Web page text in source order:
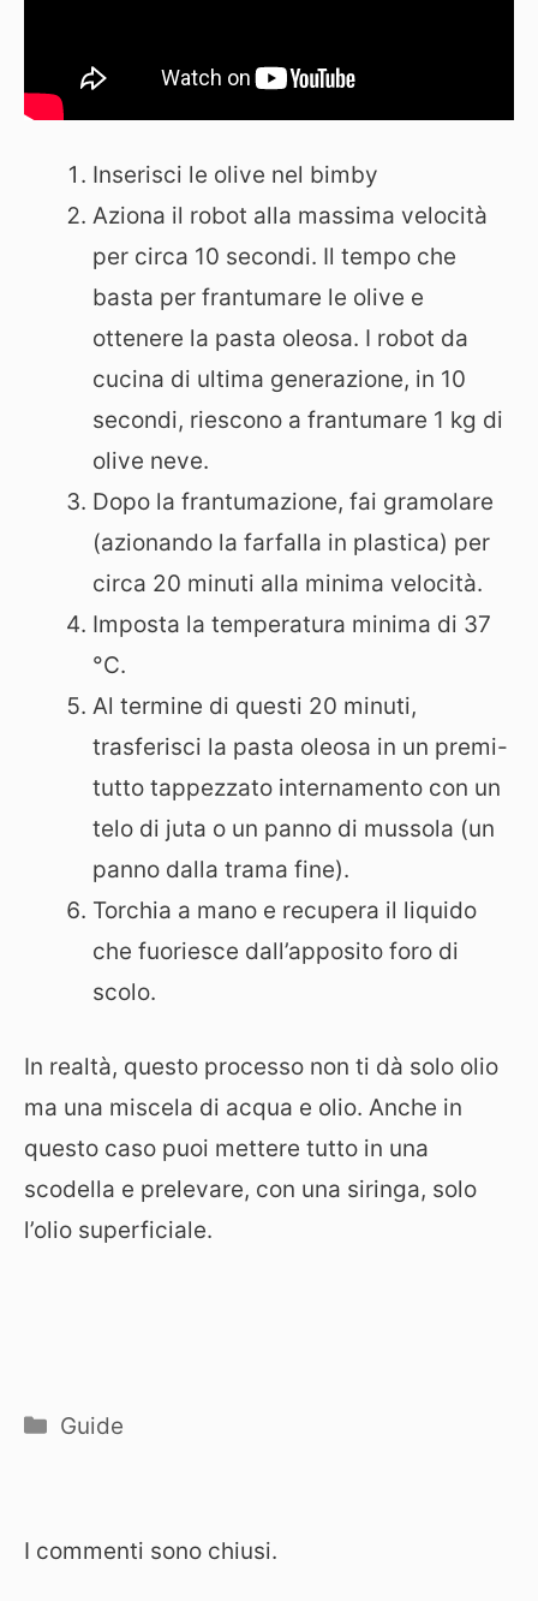
Inserisci le olive nel bimby
Aziona il robot alla massima velocità
per circa 10 secondi. Il tempo che
basta per frantumare le olive e
ottenere la pasta oleosa. I robot da
cucina di ultima generazione, in 10
secondi, riescono a frantumare 1 kg di
olive neve.
Dopo la frantumazione, fai gramolare
(azionando la farfalla in plastica) per
circa 20 minuti alla minima velocità.
Imposta la temperatura minima di 37
°C.
Al termine di questi 20 minuti,
trasferisci la pasta oleosa in un premi-
tutto tappezzato internamento con un
telo di juta o un panno di mussola (un
panno dalla trama fine).
Torchia a mano e recupera il liquido
che fuoriesce dall’apposito foro di
scolo.
In realtà, questo processo non ti dà solo olio
ma una miscela di acqua e olio. Anche in
questo caso puoi mettere tutto in una
scodella e prelevare, con una siringa, solo
l’olio superficiale.
Categorie
Guide
I commenti sono chiusi.